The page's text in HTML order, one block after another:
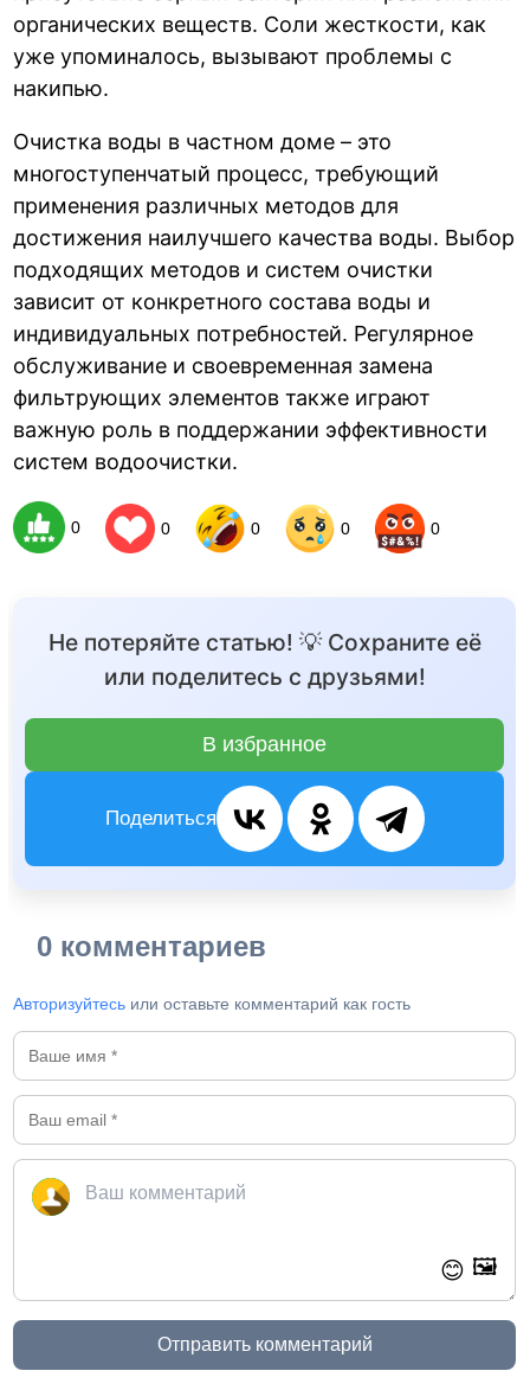
органических веществ. Соли жесткости, как
уже упоминалось, вызывают проблемы с
накипью.
Очистка воды в частном доме – это
многоступенчатый процесс, требующий
применения различных методов для
достижения наилучшего качества воды. Выбор
подходящих методов и систем очистки
зависит от конкретного состава воды и
индивидуальных потребностей. Регулярное
обслуживание и своевременная замена
фильтрующих элементов также играют
важную роль в поддержании эффективности
систем водоочистки.
0 0 0 0 0
Не потеряйте статью! 💡 Сохраните её
или поделитесь с друзьями!
В избранное
Поделиться
0 комментариев
Авторизуйтесь или оставьте комментарий как гость
😊 🖼️
Отправить комментарий